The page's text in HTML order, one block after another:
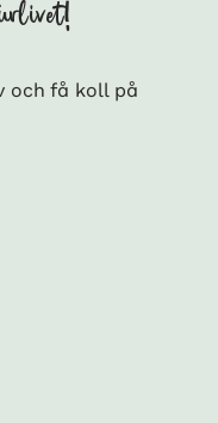
och få koll på